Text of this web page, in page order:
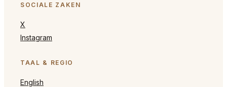
SOCIALE ZAKEN
X
Instagram
TAAL & REGIO
English